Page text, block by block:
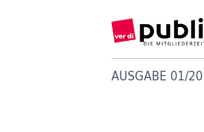
AUSGABE 01/